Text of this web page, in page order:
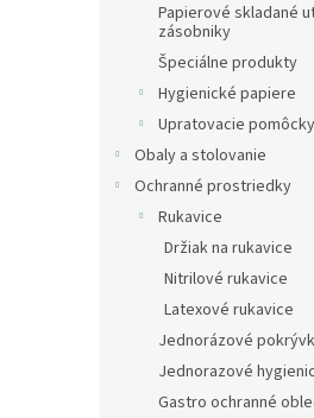
Papierové skladané
zásobniky
Špeciálne produkty
Hygienické papiere
Upratovacie pomôcky
Obaly a stolovanie
Ochranné prostriedky
Rukavice
Držiak na rukavice
Nitrilové rukavice
Latexové rukavice
Jednorázové
Jednorazové
Gastro ochranné